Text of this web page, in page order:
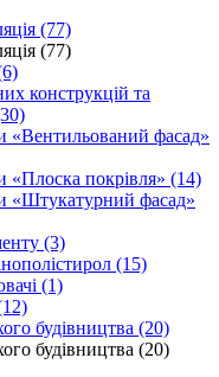
(77)
(77)
конструкцій та
«Вентильований фасад»
«Плоска покрівля» (14)
«Штукатурний фасад»
(3)
(15)
(1)
будівництва (20)
будівництва (20)